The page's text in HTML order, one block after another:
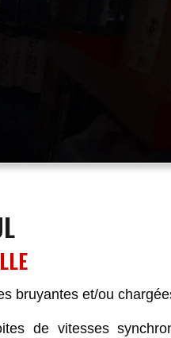
bruyantes et/ou
de vitesses